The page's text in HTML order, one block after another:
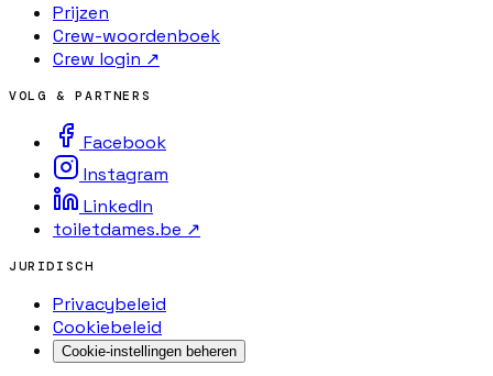
Prijzen
Crew-woordenboek
Crew login ↗
VOLG & PARTNERS
Facebook
Instagram
LinkedIn
toiletdames.be ↗
JURIDISCH
Privacybeleid
Cookiebeleid
Cookie-instellingen beheren